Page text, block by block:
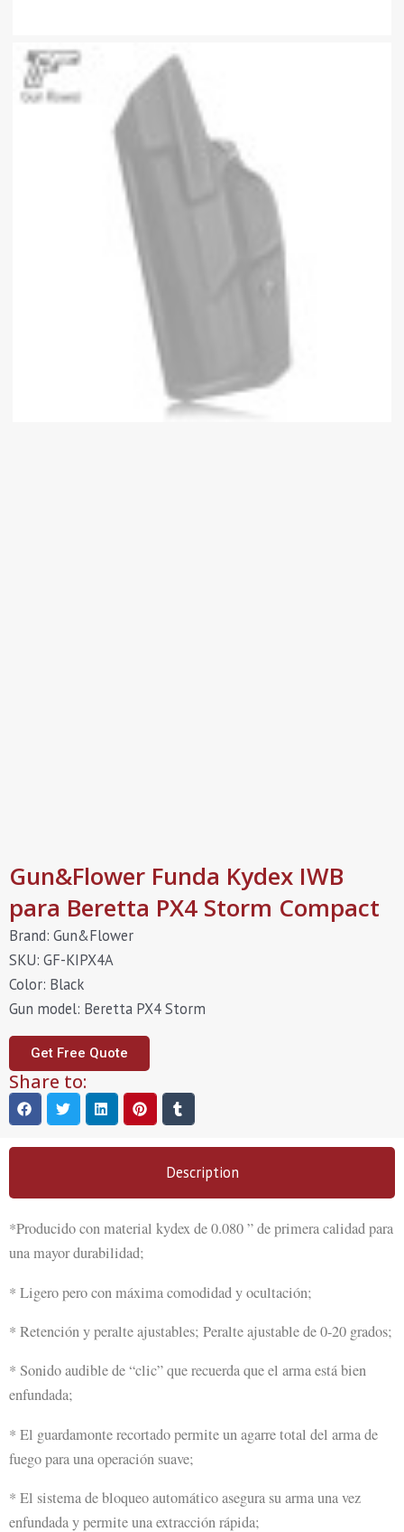
Gun&Flower Funda Kydex IWB
para Beretta PX4 Storm Compact
Brand: Gun&Flower
SKU: GF-KIPX4A
Color: Black
Gun model: Beretta PX4 Storm
Get Free Quote
Share to:
Description
*Producido con material kydex de 0.080 ” de primera calidad para
una mayor durabilidad;
* Ligero pero con máxima comodidad y ocultación;
* Retención y peralte ajustables; Peralte ajustable de 0-20 grados;
* Sonido audible de “clic” que recuerda que el arma está bien
enfundada;
* El guardamonte recortado permite un agarre total del arma de
fuego para una operación suave;
* El sistema de bloqueo automático asegura su arma una vez
enfundada y permite una extracción rápida;